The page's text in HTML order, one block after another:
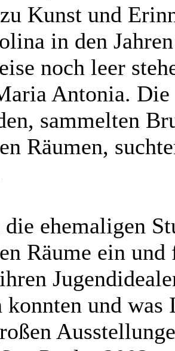
Kunst und
in den
noch leer
Antonia.
sammelten
Räumen,
die ehemaligen
Räume ein
konnten und